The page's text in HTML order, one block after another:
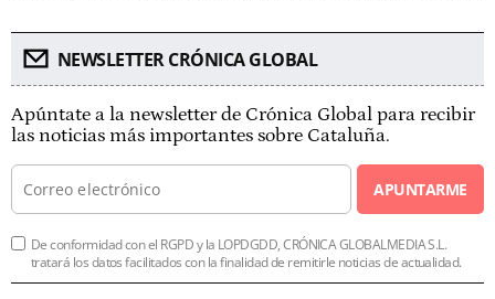
NEWSLETTER CRÓNICA GLOBAL
Apúntate a la newsletter de Crónica Global para recibir
las noticias más importantes sobre Cataluña.
APUNTARME
De conformidad con el RGPD y la LOPDGDD, CRÓNICA GLOBALMEDIA S.L.
tratará los datos facilitados con la finalidad de remitirle noticias de actualidad.